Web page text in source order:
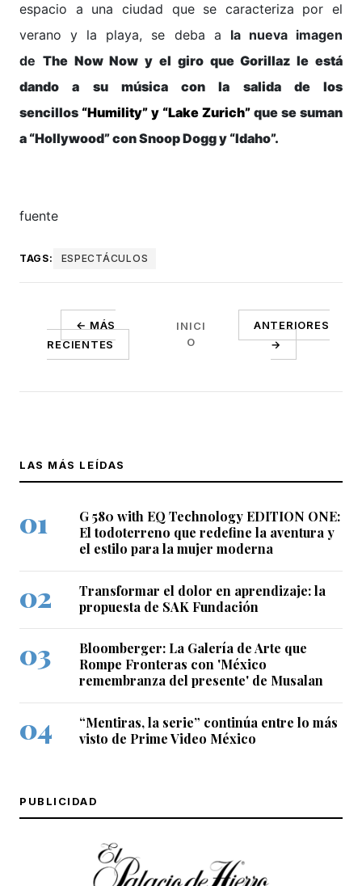
espacio a una ciudad que se caracteriza por el
verano y la playa, se deba a la nueva imagen
de The Now Now y el giro que Gorillaz le está
dando a su música con la salida de los
sencillos “Humility” y “Lake Zurich” que se suman
a “Hollywood” con Snoop Dogg y “Idaho”.
fuente
TAGS: ESPECTÁCULOS
← MÁS
RECIENTES
INICI
O
ANTERIORES
→
LAS MÁS LEÍDAS
G 580 with EQ Technology EDITION ONE:
El todoterreno que redefine la aventura y
el estilo para la mujer moderna
Transformar el dolor en aprendizaje: la
propuesta de SAK Fundación
Bloomberger: La Galería de Arte que
Rompe Fronteras con 'México
remembranza del presente' de Musalan
“Mentiras, la serie” continúa entre lo más
visto de Prime Video México
PUBLICIDAD